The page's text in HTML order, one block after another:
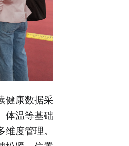
健康数据采
体温等基础
度管理。